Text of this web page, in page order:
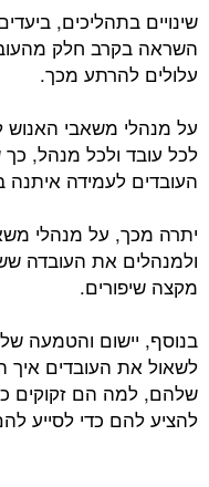
שינויים בתהליכים,
השראה בקרב חלק
עלולים להרתע מכך.
על מנהלי משאבי
לכל עובד ולכל מנהל,
העובדים לעמידה איתנה
יתרה מכך, על מנהלי
ולמנהלים את העובדה
מקצה שיפורים.
בנוסף, יישום והטמעה של
לשאול את העובדים איך
שלהם, למה הם זקוקים
להציע להם כדי לסייע